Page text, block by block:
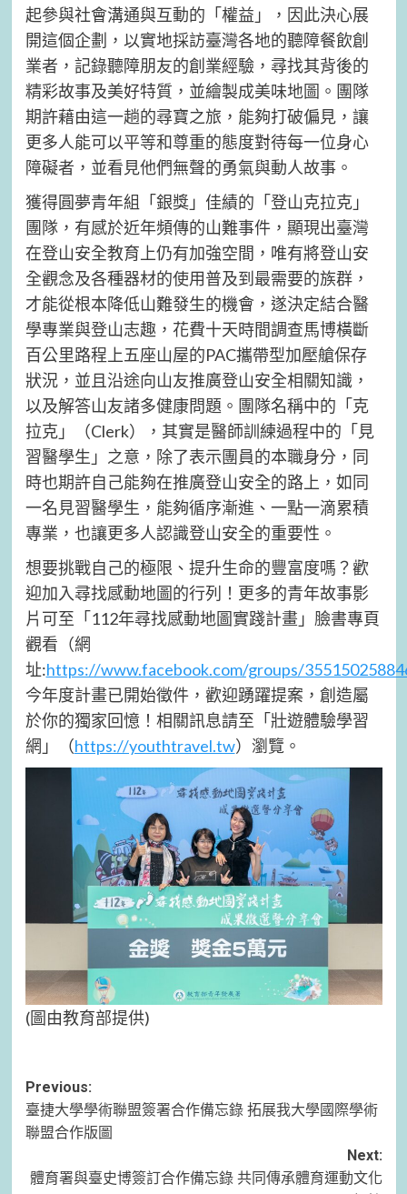
起參與社會溝通與互動的「權益」，因此決心展
開這個企劃，以實地採訪臺灣各地的聽障餐飲創
業者，記錄聽障朋友的創業經驗，尋找其背後的
精彩故事及美好特質，並繪製成美味地圖。團隊
期許藉由這一趟的尋寶之旅，能夠打破偏見，讓
更多人能可以平等和尊重的態度對待每一位身心
障礙者，並看見他們無聲的勇氣與動人故事。
獲得圓夢青年組「銀獎」佳績的「登山克拉克」
團隊，有感於近年頻傳的山難事件，顯現出臺灣
在登山安全教育上仍有加強空間，唯有將登山安
全觀念及各種器材的使用普及到最需要的族群，
才能從根本降低山難發生的機會，遂決定結合醫
學專業與登山志趣，花費十天時間調查馬博橫斷
百公里路程上五座山屋的PAC攜帶型加壓艙保存
狀況，並且沿途向山友推廣登山安全相關知識，
以及解答山友諸多健康問題。團隊名稱中的「克
拉克」（Clerk），其實是醫師訓練過程中的「見
習醫學生」之意，除了表示團員的本職身分，同
時也期許自己能夠在推廣登山安全的路上，如同
一名見習醫學生，能夠循序漸進、一點一滴累積
專業，也讓更多人認識登山安全的重要性。
想要挑戰自己的極限、提升生命的豐富度嗎？歡
迎加入尋找感動地圖的行列！更多的青年故事影
片可至「112年尋找感動地圖實踐計畫」臉書專頁
觀看（網
址:https://www.facebook.com/groups/
今年度計畫已開始徵件，歡迎踴躍提案，創造屬
於你的獨家回憶！相關訊息請至「壯遊體驗學習
網」（https://youthtravel.tw）瀏覽。
(圖由教育部提供)
Post
navigation
Previous:
臺捷大學學術聯盟簽署合作備忘錄 拓展我大學國際學術
聯盟合作版圖
Next:
體育署與臺史博簽訂合作備忘錄 共同傳承體育運動文化